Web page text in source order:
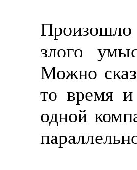
Произошло
злого
Можно
то время
одной